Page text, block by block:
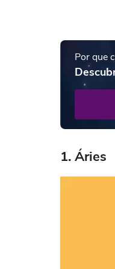
Por que
1. Áries